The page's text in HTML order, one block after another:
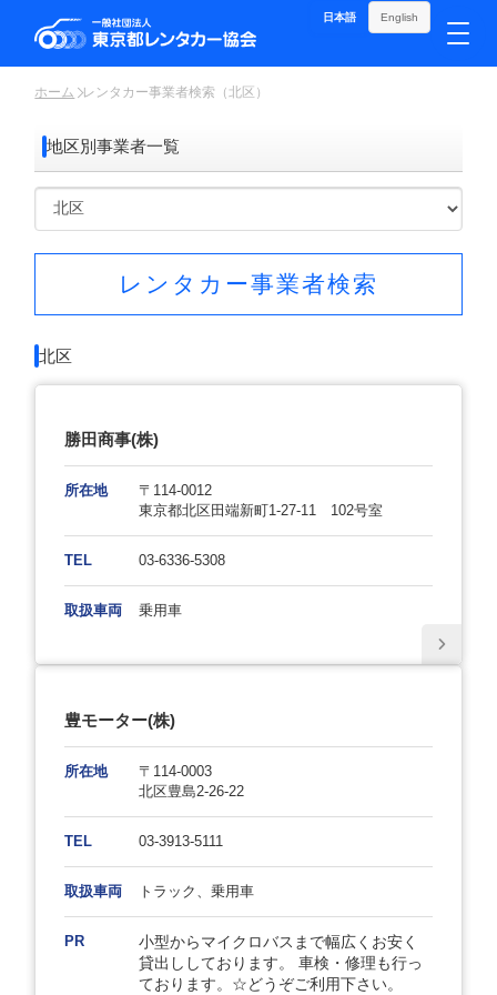
日本語 English
ホーム レンタカー事業者検索（北区）
地区別事業者一覧
レンタカー事業者検索
北区
勝田商事(株)
所在地
〒114-0012
東京都北区田端新町1-27-11 102号室
TEL 03-6336-5308
取扱車両 乗用車
豊モーター(株)
所在地
〒114-0003
北区豊島2-26-22
TEL 03-3913-5111
取扱車両 トラック、乗用車
PR
小型からマイクロバスまで幅広くお安く
貸出ししております。 車検・修理も行っ
ております。☆どうぞご利用下さい。